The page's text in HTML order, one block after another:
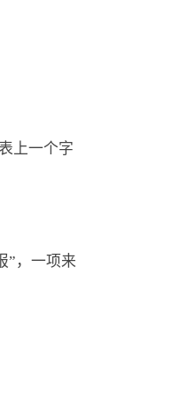
上一个字
”，一项来